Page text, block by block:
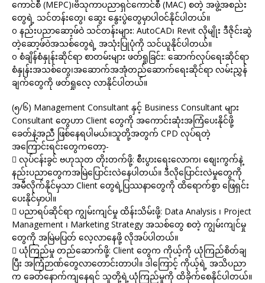
ကောင်စီ (MEPC)၊ဗိသုကာပညာရှင်ကောင်စီ (MAC) စတဲ့ အဖွဲ့အစည်း
တွေရဲ့ သင်တန်းတွေ၊ ဆွေး နွေးပွဲတွေမှာပါဝင်နိုင်ပါတယ်။
o နည်းပညာဆော့ဖ်ဝဲ သင်တန်းများ: AutoCAD၊ Revit လိုမျိုး ဒီဇိုင်းဆွဲ
တဲ့ဆော့ဖ်ဝဲအသစ်တွေရဲ့ အသုံးပြုပုံကို သင်ယူနိုင်ပါတယ်။
o စံချိန်စံနှုန်းဆိုင်ရာ စာတမ်းများ ဖတ်ရှုခြင်း: ဆောက်လုပ်ရေးဆိုင်ရာ
စံနှုန်းအသစ်တွေ၊အဆောက်အအုံတည်ဆောက်ရေးဆိုင်ရာ လမ်းညွှန်
ချက်တွေကို ဖတ်ရှုလေ့ လာနိုင်ပါတယ်။
(၅/၆) Management Consultant နှင့် Business Consultant များ
Consultant တွေဟာ Client တွေကို အကောင်းဆုံးအကြံပေးနိုင်ဖို့
ခေတ်နဲ့အညီ ဖြစ်နေရပါမယ်။သူတို့အတွက် CPD လုပ်ရတဲ့
အကြောင်းရင်းတွေကတော့-
 လုပ်ငန်းခွင် ဗဟုသုတ တိုးတက်ဖို့: စီးပွားရေးလောက၊ စျေးကွက်နဲ့
နည်းပညာတွေကအမြဲပြောင်းလဲနေပါတယ်။ ဒီလိုပြောင်းလဲမှုတွေကို
အမီလိုက်နိုင်မှသာ Client တွေရဲ့ပြဿနာတွေကို ထိရောက်စွာ ဖြေရှင်း
ပေးနိုင်မှာပါ။
 ပညာရပ်ဆိုင်ရာ ကျွမ်းကျင်မှု ထိန်းသိမ်းဖို့: Data Analysis ၊ Project
Management ၊ Marketing Strategy အသစ်တွေ စတဲ့ ကျွမ်းကျင်မှု
တွေကို အမြဲမပြတ် လေ့လာနေဖို့ လိုအပ်ပါတယ်။
 ယုံကြည်မှု တည်ဆောက်ဖို့: Client တွေက ကိုယ့်ကို ယုံကြည်စိတ်ချ
ပြီး အကြံဉာဏ်တွေလာတောင်းတာပါ။ ဒါကြောင့် ကိုယ့်ရဲ့ အသိပညာ
က ခေတ်နောက်ကျနေရင် သူတို့ရဲ့ယုံကြည်မှုကို ထိခိုက်စေနိုင်ပါတယ်။